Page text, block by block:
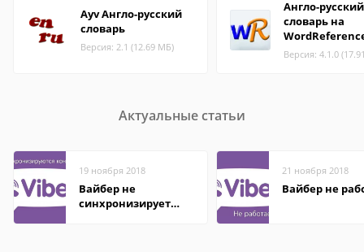
Ayv Англо-русский
словарь
Версия: 2.1 (12.69 МБ)
Англо-русский
словарь на
Версия: 4.1.0
Актуальные статьи
19 ноября 2018
Вайбер не
синхронизирует
21 ноября 2018
Вайбер не